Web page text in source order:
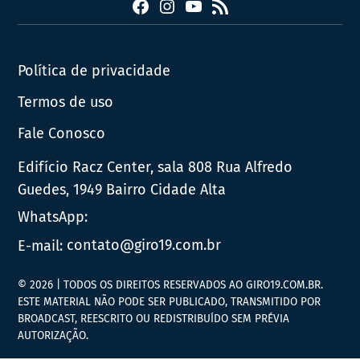
FacebookInstagram
YouTube
RSS
Política de privacidade
Termos de uso
Fale Conosco
Edifício Racz Center, sala 808 Rua Alfredo
Guedes, 1949 Bairro Cidade Alta
WhatsApp:
E-mail: contato@giro19.com.br
© 2026 | TODOS OS DIREITOS RESERVADOS AO GIRO19.COM.BR.
ESTE MATERIAL NÃO PODE SER PUBLICADO, TRANSMITIDO POR
BROADCAST, REESCRITO OU REDISTRIBUÍDO SEM PRÉVIA
AUTORIZAÇÃO.